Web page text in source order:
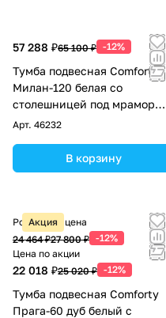
57 288 ₽65 100 ₽ -12%
Тумба подвесная Comforty
Милан-120 белая со
столешницей под мрамор
Калакатта Блэк с раковиной
Арт. 46232
В корзину
Акция
Розничная цена
24 464 ₽27 800 ₽ -12%
Цена по акции
22 018 ₽25 020 ₽ -12%
Тумба подвесная Comforty
Прага-60 дуб белый с